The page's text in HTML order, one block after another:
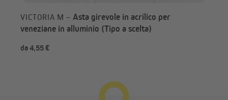
VICTORIA M – Asta girevole in acrilico per
veneziane in alluminio (Tipo a scelta)
da 4,55 €